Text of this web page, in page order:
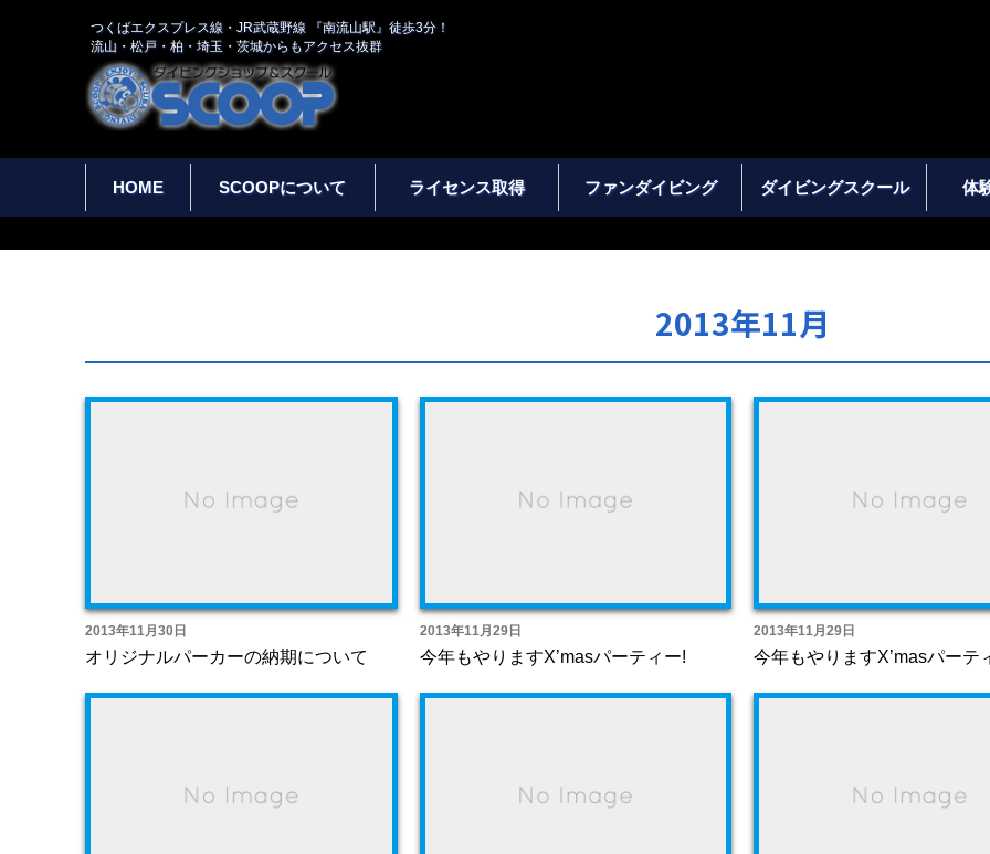
つくばエクスプレス線・JR武蔵野線 『南流山駅』徒歩3分！
流山・松戸・柏・埼玉・茨城からもアクセス抜群
HOME SCOOPについて ライセンス取得 ファンダイビング ダイビングスクール 体
2013年11月
2013年11月30日
オリジナルパーカーの納期について
2013年11月29日
今年もやりますX’masパーティー!
2013年11月29日
今年もやりますX’masパーテ